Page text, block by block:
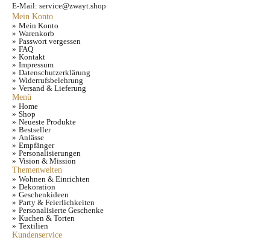
E-Mail: service@zwayt.shop
Mein Konto
Mein Konto
Warenkorb
Passwort vergessen
FAQ
Kontakt
Impressum
Datenschutzerklärung
Widerrufsbelehrung
Versand & Lieferung
Menü
Home
Shop
Neueste Produkte
Bestseller
Anlässe
Empfänger
Personalisierungen
Vision & Mission
Themenwelten
Wohnen & Einrichten
Dekoration
Geschenkideen
Party & Feierlichkeiten
Personalisierte Geschenke
Kuchen & Torten
Textilien
Kundenservice